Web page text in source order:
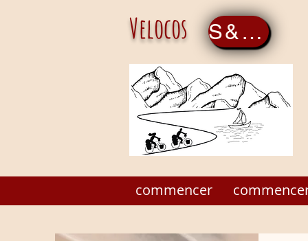
Velocos S&amp;#39;inscrire maintenant
commencer